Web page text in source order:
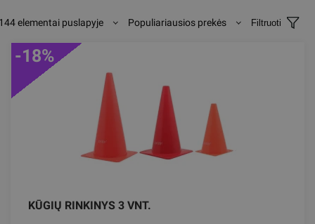
elementai puslapyje Populiariausios prekės Filtruoti
KŪGIŲ RINKINYS 3 VNT.
-18%